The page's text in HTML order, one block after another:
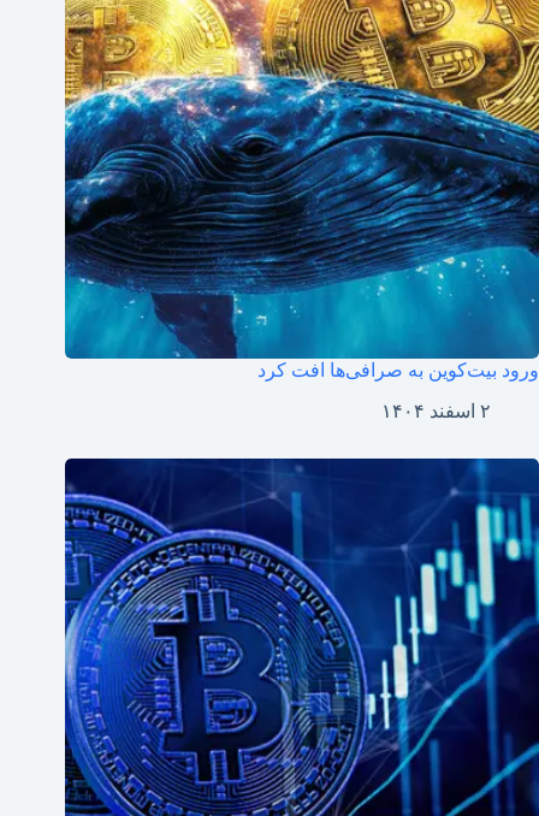
ورود بیت‌کوین به صرافی‌ها افت کرد
۲ اسفند ۱۴۰۴